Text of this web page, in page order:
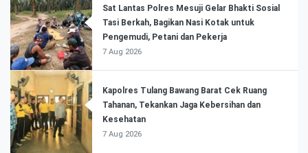
Sat Lantas Polres Mesuji Gelar Bhakti Sosial
Tasi Berkah, Bagikan Nasi Kotak untuk
Pengemudi, Petani dan Pekerja
7 Aug 2026
Kapolres Tulang Bawang Barat Cek Ruang
Tahanan, Tekankan Jaga Kebersihan dan
Kesehatan
7 Aug 2026